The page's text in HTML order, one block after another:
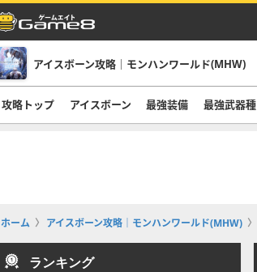
アイスボーン攻略｜モンハンワールド(MHW)
攻略トップ アイスボーン 最強装備 最強武器種
ホーム アイスボーン攻略｜モンハンワールド(MHW)
ランキング